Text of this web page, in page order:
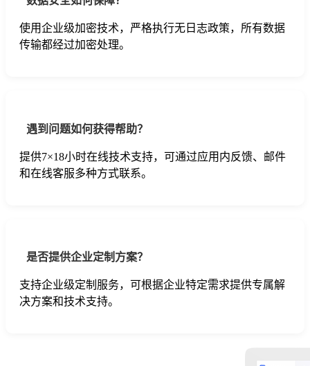
使用企业级加密技术，严格执行无日志政策，所有数据
传输都经过加密处理。
遇到问题如何获得帮助？
提供7×18小时在线技术支持，可通过应用内反馈、邮件
和在线客服多种方式联系。
是否提供企业定制方案？
支持企业级定制服务，可根据企业特定需求提供专属解
决方案和技术支持。